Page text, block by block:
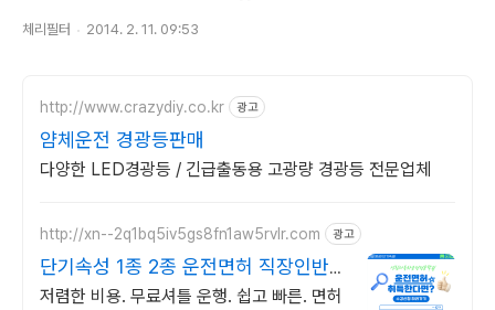
체리필터 2014. 2. 11. 09:53
http://www.crazydiy.co.kr 광고
얌체운전 경광등판매
다양한 LED경광등 / 긴급출동용 고광량 경광등 전문업체
http://xn--2q1bq5iv5gs8fn1aw5rvlr.com 광고
단기속성 1종 2종 운전면허 직장인반
운영.빠른면허취득!
저렴한 비용. 무료셔틀 운행. 쉽고 빠른. 면허